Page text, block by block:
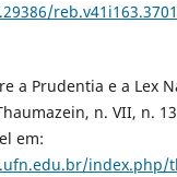
reb.v41i163.3701
a Prudentia e a Lex
n. VII, n.
em:
index.php/